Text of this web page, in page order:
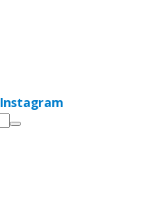
Instagram